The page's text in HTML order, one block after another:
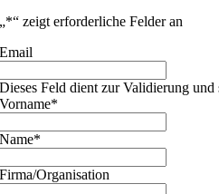
„*“ zeigt erforderliche Felder an
Email
Dieses Feld dient zur Validierung
Vorname*
Name*
Firma/Organisation